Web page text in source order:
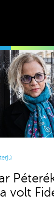
volt